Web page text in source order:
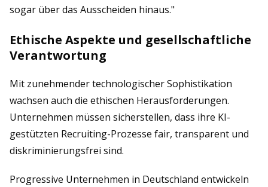
sogar über das Ausscheiden hinaus."
Ethische Aspekte und gesellschaftliche
Verantwortung
Mit zunehmender technologischer Sophistikation
wachsen auch die ethischen Herausforderungen.
Unternehmen müssen sicherstellen, dass ihre KI-
gestützten Recruiting-Prozesse fair, transparent und
diskriminierungsfrei sind.
Progressive Unternehmen in Deutschland entwickeln